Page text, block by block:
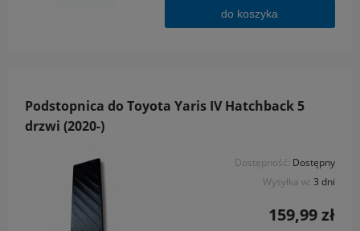
do koszyka
Podstopnica do Toyota Yaris IV Hatchback 5
drzwi (2020-)
Dostępność: Dostępny
Wysyłka w: 3 dni
159,99 zł